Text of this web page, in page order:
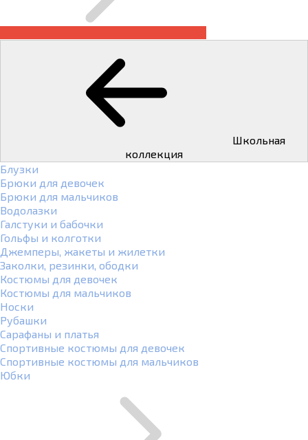
коллекция
Блузки
Брюки для девочек
Брюки для мальчиков
Водолазки
Галстуки и бабочки
Гольфы и колготки
Джемперы, жакеты и жилетки
Заколки, резинки, ободки
Костюмы для девочек
Костюмы для мальчиков
Носки
Рубашки
Сарафаны и платья
Спортивные костюмы для девочек
Спортивные костюмы для мальчиков
Юбки